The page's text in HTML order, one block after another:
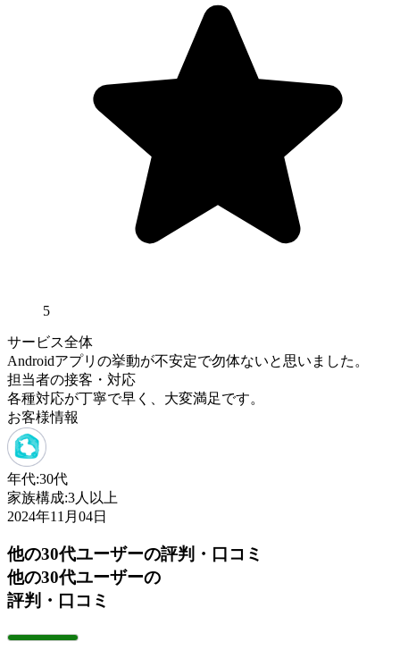
5
サービス全体
Androidアプリの挙動が不安定で勿体ないと思いました。
担当者の接客・対応
各種対応が丁寧で早く、大変満足です。
お客様情報
年代:30代
家族構成:3人以上
2024年11月04日
他の30代ユーザーの評判・口コミ
他の30代ユーザーの
評判・口コミ